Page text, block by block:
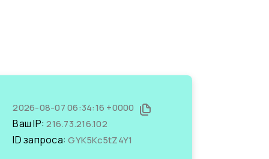
2026-08-07 06:34:16 +0000
Ваш IP:216.73.216.102
ID запроса:GYK5Kc5tZ4Y1